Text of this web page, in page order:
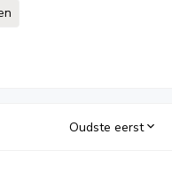
Oudste eerst